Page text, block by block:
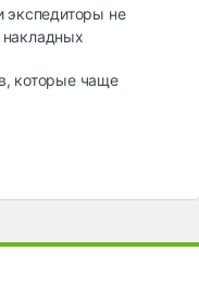
экспедиторы не
которые чаще